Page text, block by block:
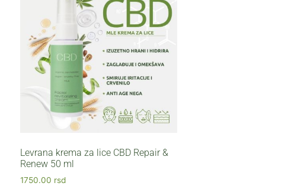
Levrana krema za lice CBD Repair &
Renew 50 ml
1750.00 rsd